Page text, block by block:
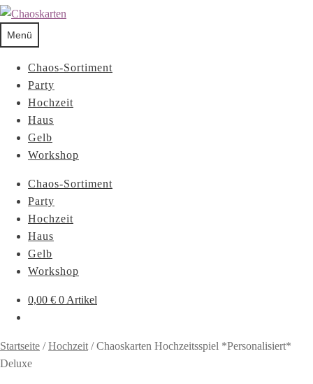
Menü
Chaos-Sortiment
Party
Hochzeit
Haus
Gelb
Workshop
Chaos-Sortiment
Party
Hochzeit
Haus
Gelb
Workshop
0,00 € 0 Artikel
Startseite /Hochzeit /Chaoskarten Hochzeitsspiel *Personalisiert*
Deluxe